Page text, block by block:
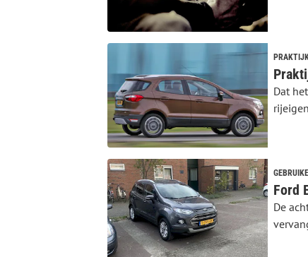
Dat
Ford
De